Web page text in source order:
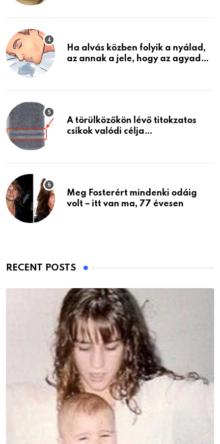
életemet
Ha alvás közben folyik a nyálad,
az annak a jele, hogy az agyad…
A törülközőkön lévő titokzatos
csíkok valódi célja…
Meg Fosterért mindenki odáig
volt – itt van ma, 77 évesen
RECENT POSTS